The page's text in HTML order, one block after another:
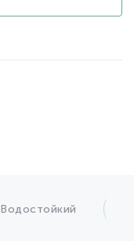
Водостойкий